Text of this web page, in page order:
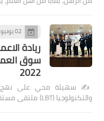
02 يونيو 2022
ريادة
سوق
2022
والتكنولوجيا (LBT) ملتقى مستقبل سوق العمل (ملت…